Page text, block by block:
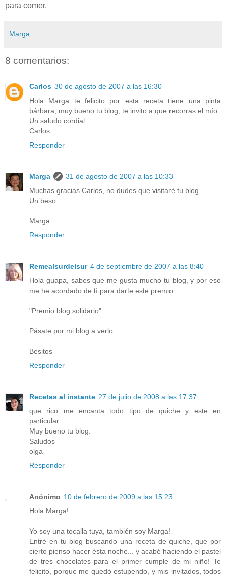
para comer.
Marga
8 comentarios:
Carlos 30 de agosto de 2007 a las 16:30
Hola Marga te felicito por esta receta tiene una pinta
bárbara, muy bueno tu blog, te invito a que recorras el mío.
Un saludo cordial
Carlos
Responder
Marga
31 de agosto de 2007 a las 10:33
Muchas gracias Carlos, no dudes que visitaré tu blog.
Un beso.
Marga
Responder
Remealsurdelsur 4 de septiembre de 2007 a las 8:40
Hola guapa, sabes que me gusta mucho tu blog, y por eso
me he acordado de tí para darte este premio.
"Premio blog solidario"
Pásate por mi blog a verlo.
Besitos
Responder
Recetas al instante 27 de julio de 2008 a las 17:37
que rico me encanta todo tipo de quiche y este en
particular.
Muy bueno tu blog.
Saludos
olga
Responder
Anónimo 10 de febrero de 2009 a las 15:23
Hola Marga!
Yo soy una tocalla tuya, también soy Marga!
Entré en tu blog buscando una receta de quiche, que por
cierto pienso hacer ésta noche... y acabé haciendo el pastel
de tres chocolates para el primer cumple de mi niño! Te
felicito, porque me quedó estupendo, y mis invitados, todos